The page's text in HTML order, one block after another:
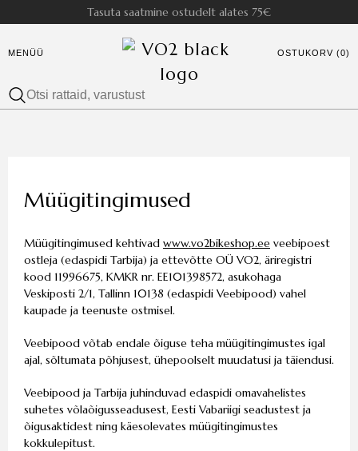
Tasuta saatmine ostudelt alates 75€
MENÜÜ OSTUKORV (0)
Müügitingimused
Müügitingimused kehtivad www.vo2bikeshop.ee veebipoest
ostleja (edaspidi Tarbija) ja ettevõtte OÜ VO2, äriregistri
kood 11996675, KMKR nr. EE101398572, asukohaga
Veskiposti 2/1, Tallinn 10138 (edaspidi Veebipood) vahel
kaupade ja teenuste ostmisel.
Veebipood võtab endale õiguse teha müügitingimustes igal
ajal, sõltumata põhjusest, ühepoolselt muudatusi ja täiendusi.
Veebipood ja Tarbija juhinduvad edaspidi omavahelistes
suhetes võlaõigusseadusest, Eesti Vabariigi seadustest ja
õigusaktidest ning käesolevates müügitingimustes
kokkulepitust.